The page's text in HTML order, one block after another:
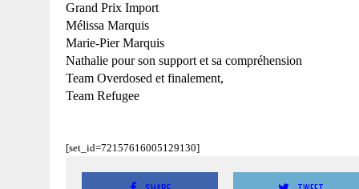
Grand Prix Import
Mélissa Marquis
Marie-Pier Marquis
Nathalie pour son support et sa compréhension
Team Overdosed et finalement,
Team Refugee
[set_id=72157616005129130]